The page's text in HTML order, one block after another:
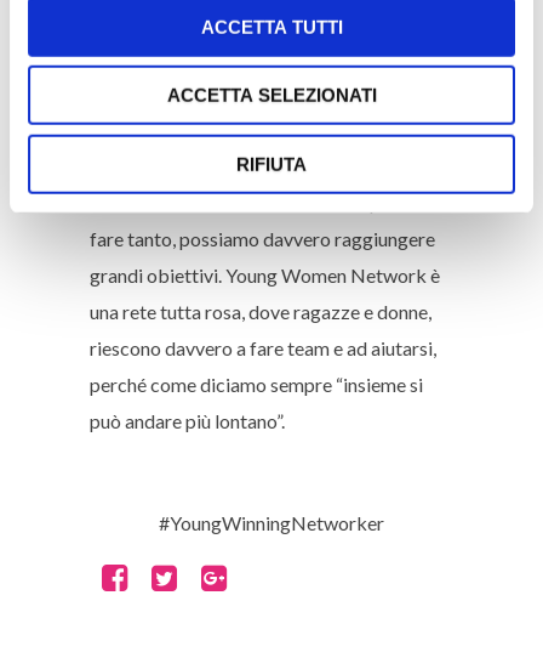
ACCETTA TUTTI
ACCETTA SELEZIONATI
RIFIUTA
molta determinazione e forza di volontà è
possibile realizzare se stessi.
Perché consiglieresti a chi ci legge di
iscriversi a Young Women Network ?
Perché credo nel potere delle donne. Sono
fermamente convinta che insieme possiamo
fare tanto, possiamo davvero raggiungere
grandi obiettivi. Young Women Network è
una rete tutta rosa, dove ragazze e donne,
riescono davvero a fare team e ad aiutarsi,
perché come diciamo sempre “insieme si
può andare più lontano”.
#YoungWinningNetworker